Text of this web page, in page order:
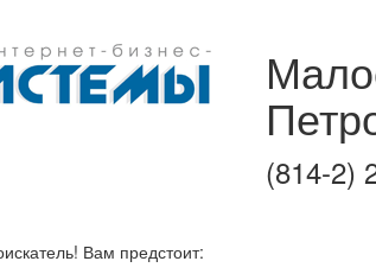
(814-2)
Вам предстоит: